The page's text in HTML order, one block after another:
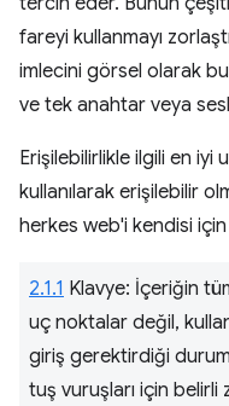
fareyi kullanmayı
imlecini görsel olarak
ve tek anahtar veya
Erişilebilirlikle ilgili en iyi
kullanılarak erişilebilir
herkes web'i kendisi
2.1.1 Klavye: İçeriğin
uç noktalar değil,
giriş gerektirdiği
tuş vuruşları için